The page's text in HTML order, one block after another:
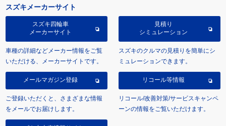
スズキメーカーサイト
スズキ四輪車
メーカーサイト
車種の詳細などメーカー情報をご覧
いただける、メーカーサイトです。
見積り
シミュレーション
スズキのクルマの見積りを簡単にシ
ミュレーションできます。
メールマガジン登録
ご登録いただくと、さまざまな情報
をメールでお届けします。
リコール等情報
リコール/改善対策/サービスキャンペ
ーンの情報をご覧いただけます。